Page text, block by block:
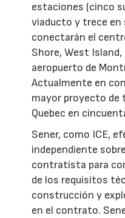
estaciones (cinco
viaducto y trece en
conectarán el
Shore, West
aeropuerto de
Actualmente en
mayor proyecto de
Quebec en
Sener, como ICE,
independiente
contratista para
de los requisitos
construcción y
en el contrato.